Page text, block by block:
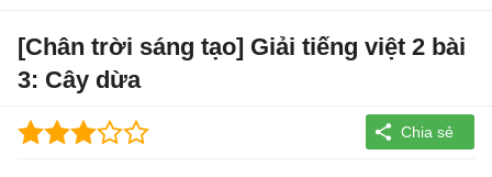
[Chân trời sáng tạo] Giải tiếng việt 2 bài
3: Cây dừa